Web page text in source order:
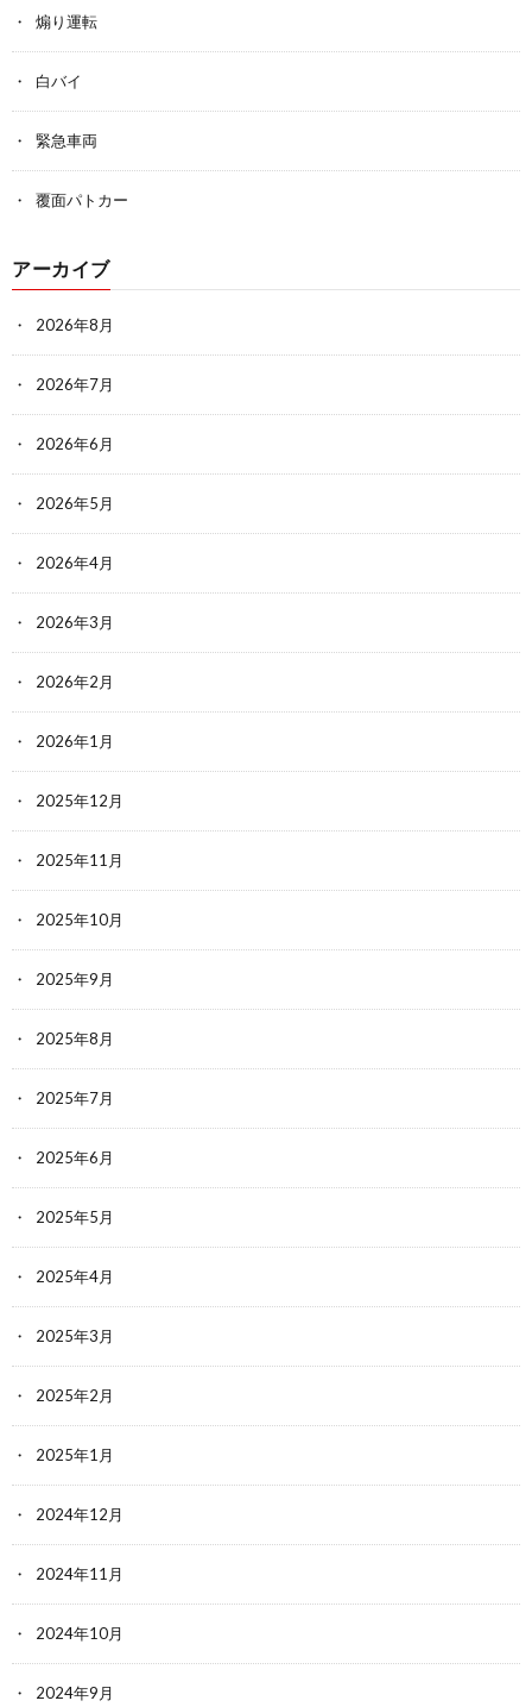
煽り運転
白バイ
緊急車両
覆面パトカー
アーカイブ
2026年8月
2026年7月
2026年6月
2026年5月
2026年4月
2026年3月
2026年2月
2026年1月
2025年12月
2025年11月
2025年10月
2025年9月
2025年8月
2025年7月
2025年6月
2025年5月
2025年4月
2025年3月
2025年2月
2025年1月
2024年12月
2024年11月
2024年10月
2024年9月